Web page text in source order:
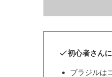
初心者さん
ブラジルは